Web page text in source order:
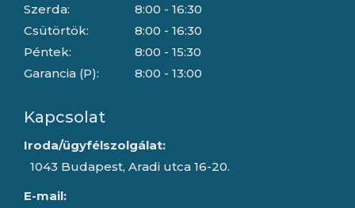
Szerda:
Csütörtök:
Péntek:
Garancia (P):
8:00 - 16:30
8:00 - 16:30
8:00 - 15:30
8:00 - 13:00
Kapcsolat
Iroda/ügyfélszolgálat:
1043 Budapest, Aradi utca 16-20.
E-mail: